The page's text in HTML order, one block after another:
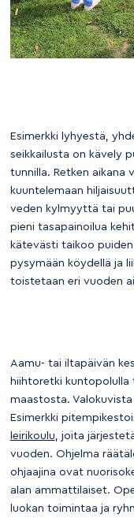
Esimerkki lyhyestä,
seikkailusta on kävely
tunnilla. Retken aikana
kuuntelemaan
veden kylmyyttä tai
pieni tasapainoilua
kätevästi taikoo
pysymään köydellä ja
toistetaan eri vuoden
Aamu- tai iltapäivän
hiihtoretki kuntopolulla
maastosta. Valokuvista
Esimerkki
leirikoulu , joita
vuoden. Ohjelma
ohjaajina ovat
alan ammattilaiset.
luokan toimintaa ja